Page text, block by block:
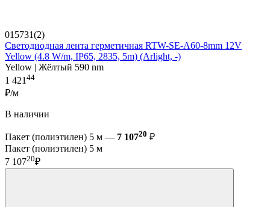
015731(2)
Светодиодная лента герметичная RTW-SE-A60-8mm 12V
Yellow (4.8 W/m, IP65, 2835, 5m) (Arlight, -)
Yellow | Жёлтый 590 nm
1 421 44
₽/м
В наличии
Пакет (полиэтилен) 5 м — 7 10720 ₽
Пакет (полиэтилен) 5 м
7 10720₽